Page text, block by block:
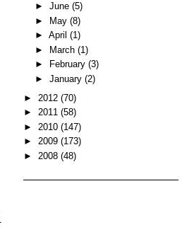
► June (5)
► May (8)
► April (1)
► March (1)
►
February (3)
► January (2)
► 2012 (70)
► 2011 (58)
► 2010 (147)
► 2009 (173)
► 2008 (48)